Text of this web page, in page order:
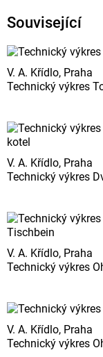
Související
V. A. Křídlo, Praha
Technický výkres
V. A. Křídlo, Praha
Technický výkres
V. A. Křídlo, Praha
Technický výkres
V. A. Křídlo, Praha
Technický výkres